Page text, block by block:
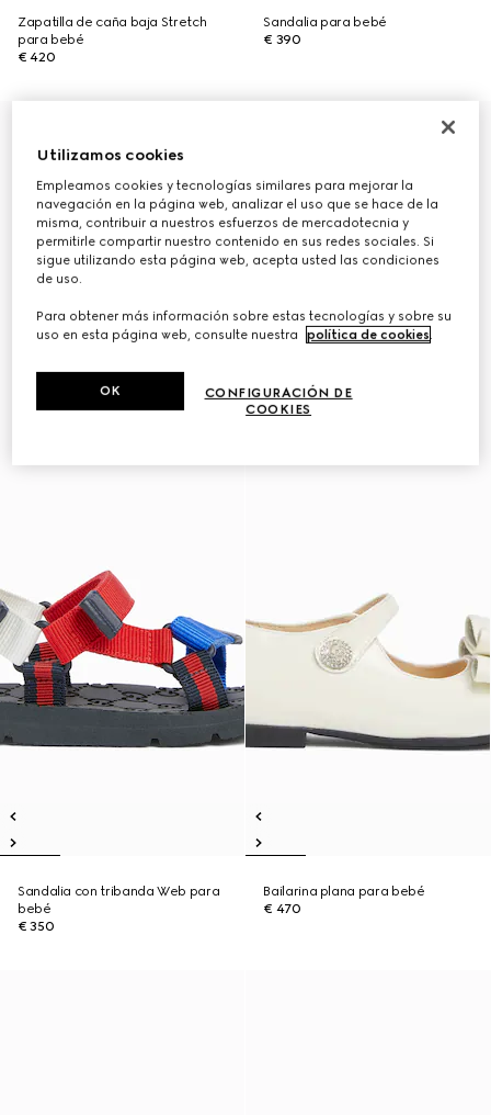
Zapatilla de caña baja Stretch
para bebé
€ 420
Sandalia para bebé
€ 390
Sandalia con tribanda Web para
bebé
€ 350
Bailarina plana para bebé
€ 470
Utilizamos cookies
Empleamos cookies y tecnologías similares para mejorar la
navegación en la página web, analizar el uso que se hace de la
misma, contribuir a nuestros esfuerzos de mercadotecnia y
permitirle compartir nuestro contenido en sus redes sociales. Si
sigue utilizando esta página web, acepta usted las condiciones
de uso.
Para obtener más información sobre estas tecnologías y sobre su
uso en esta página web, consulte nuestra
política de cookies.
CONFIGURACIÓN DE
COOKIES
OK